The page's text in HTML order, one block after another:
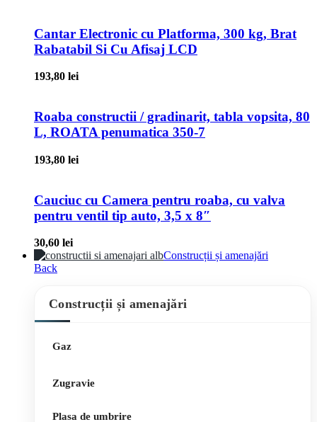
Cantar Electronic cu Platforma, 300 kg, Brat
Rabatabil Si Cu Afisaj LCD
193,80 lei
Roaba constructii / gradinarit, tabla vopsita, 80
L, ROATA penumatica 350-7
193,80 lei
Cauciuc cu Camera pentru roaba, cu valva
pentru ventil tip auto, 3,5 x 8″
30,60 lei
Construcții și amenajări
Back
Construcții și amenajări
Gaz
Zugravie
Plasa de umbrire